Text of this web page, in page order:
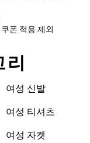
폰 적용 제외
여성 신발
여성 티셔츠
여성 자켓